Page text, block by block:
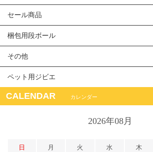
セール商品
梱包用段ボール
その他
ペット用ジビエ
CALENDAR カレンダー
2026年08月
日 月 火 水 木